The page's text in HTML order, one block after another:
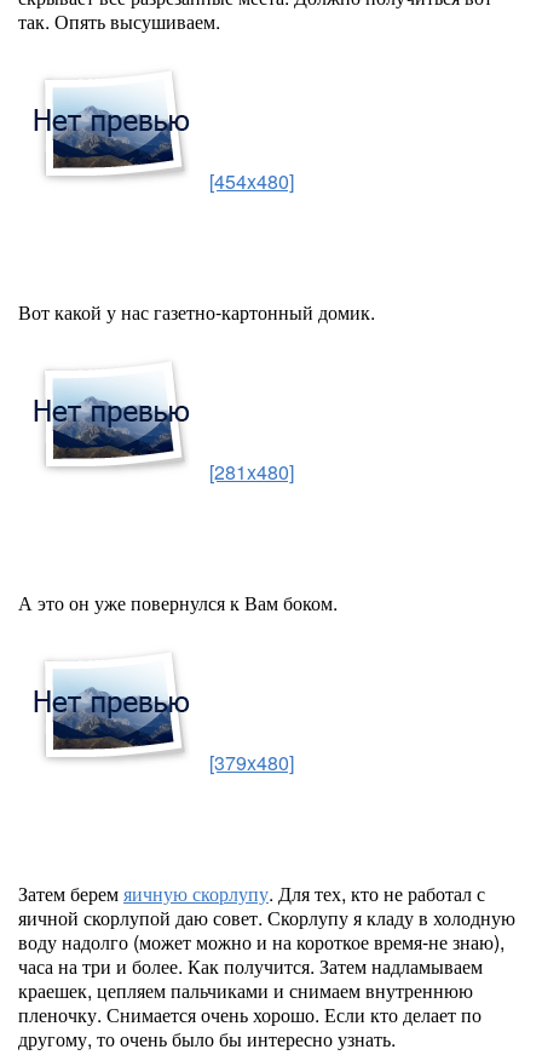
так. Опять высушиваем.
[454x480]
Вот какой у нас газетно-картонный домик.
[281x480]
А это он уже повернулся к Вам боком.
[379x480]
Затем беремяичную скорлупу. Для тех, кто не работал с
яичной скорлупой даю совет. Скорлупу я кладу в холодную
воду надолго (может можно и на короткое время-не знаю),
часа на три и более. Как получится. Затем надламываем
краешек, цепляем пальчиками и снимаем внутреннюю
пленочку. Снимается очень хорошо. Если кто делает по
другому, то очень было бы интересно узнать.